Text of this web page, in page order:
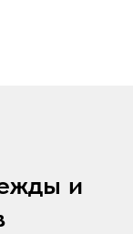
и